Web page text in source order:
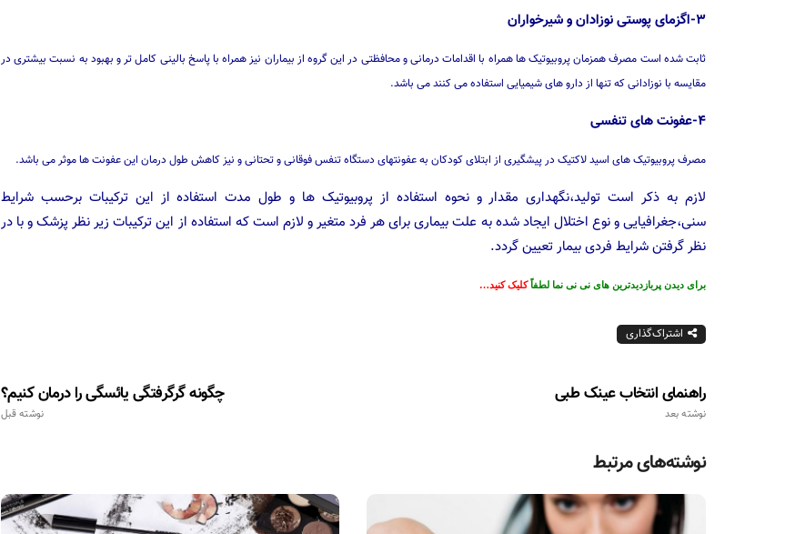
۳-اگزمای پوستی نوزادان و شیرخواران
ثابت شده است مصرف همزمان پروبیوتیک ها همراه با اقدامات درمانی و محافظتی در این گروه از بیماران نیز همراه با پاسخ بالینی کامل تر و بهبود به نسبت بیشتری در
مقایسه با نوزادانی که تنها از دارو های شیمیایی استفاده می کنند می باشد.
۴-عفونت های تنفسی
مصرف پروبیوتیک های اسید لاکتیک در پیشگیری از ابتلای کودکان به عفونتهای دستگاه تنفس فوقانی و تحتانی و نیز کاهش طول درمان این عفونت ها موثر می باشد.
لازم به ذکر است تولید،نگهداری مقدار و نحوه استفاده از پروبیوتیک ها و طول مدت استفاده از این ترکیبات برحسب شرایط
سنی،جغرافیایی و نوع اختلال ایجاد شده به علت بیماری برای هر فرد متغیر و لازم است که استفاده از این ترکیبات زیر نظر پزشک و با در
نظر گرفتن شرایط فردی بیمار تعیین گردد.
برای دیدن پربازدیدترین های نی نی نما لطفاًکلیک کنید…
اشتراک‌گذاری
چگونه گرگرفتگی یائسگی را درمان کنیم؟
نوشته قبل
راهنمای انتخاب عینک طبی
نوشته بعد
نوشته‌های مرتبط